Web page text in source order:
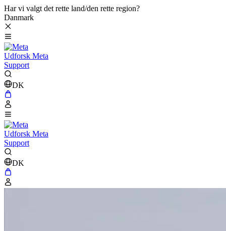
Har vi valgt det rette land/den rette region?
Danmark
Udforsk Meta
Support
DK
Udforsk Meta
Support
DK